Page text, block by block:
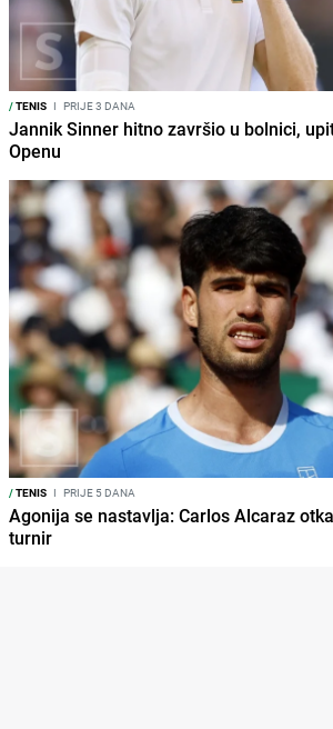
/TENIS I PRIJE 3 DANA
Jannik Sinner hitno završio u bolnici,
Openu
/TENIS I PRIJE 5 DANA
Agonija se nastavlja: Carlos Alcaraz
turnir